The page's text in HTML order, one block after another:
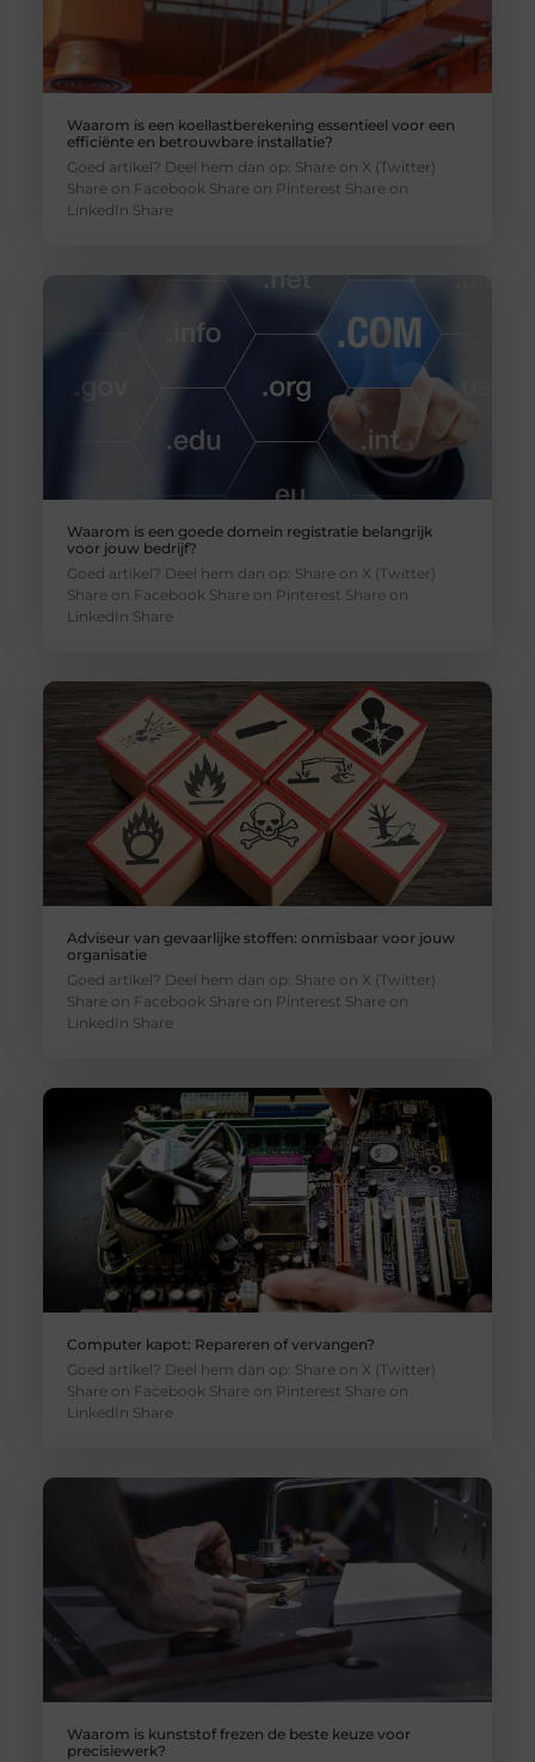
Waarom is een koellastberekening essentieel voor een
efficiënte en betrouwbare installatie?
Goed artikel? Deel hem dan op: Share on X (Twitter)
Share on Facebook Share on Pinterest Share on
LinkedIn Share
Waarom is een goede domein registratie belangrijk
voor jouw bedrijf?
Goed artikel? Deel hem dan op: Share on X (Twitter)
Share on Facebook Share on Pinterest Share on
LinkedIn Share
Adviseur van gevaarlijke stoffen: onmisbaar voor jouw
organisatie
Goed artikel? Deel hem dan op: Share on X (Twitter)
Share on Facebook Share on Pinterest Share on
LinkedIn Share
Computer kapot: Repareren of vervangen?
Goed artikel? Deel hem dan op: Share on X (Twitter)
Share on Facebook Share on Pinterest Share on
LinkedIn Share
Waarom is kunststof frezen de beste keuze voor
precisiewerk?